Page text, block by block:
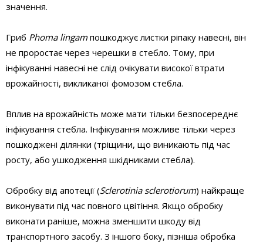
значення.
Гриб Phoma lingamпошкоджує листки ріпаку навесні, він
не проростає через черешки в стебло. Тому, при
інфікуванні навесні не слід очікувати високої втрати
врожайності, викликаної фомозом стебла.
Вплив на врожайність може мати тільки безпосереднє
інфікування стебла. Інфікування можливе тільки через
пошкоджені ділянки (тріщини, що виникають під час
росту, або ушкодження шкідниками стебла).
Обробку від апотеції (Sclerotinia sclerotiorum) найкраще
виконувати під час повного цвітіння. Якщо обробку
виконати раніше, можна зменшити шкоду від
транспортного засобу. З іншого боку, пізніша обробка